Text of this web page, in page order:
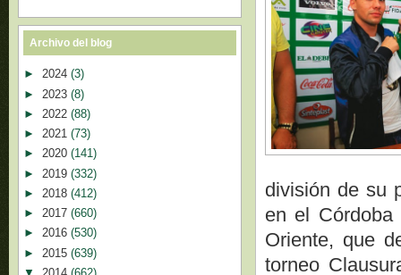
división de su
en el
Oriente, que
torneo
Archivo del blog
► 2024 (3)
► 2023 (8)
► 2022 (88)
► 2021 (73)
► 2020 (141)
► 2019 (332)
► 2018 (412)
► 2017 (660)
► 2016 (530)
► 2015 (639)